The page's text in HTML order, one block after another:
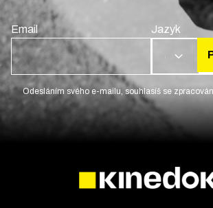
Email Jazyk
CS
Odesláním svého e-mailu, souhlasíš se